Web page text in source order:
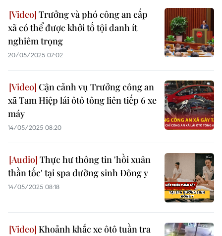
Trưởng và phó công an cấp
xã có thể được khởi tố tội danh ít
nghiêm trọng
20/05/2025 07:02
Cận cảnh vụ Trưởng công an
xã Tam Hiệp lái ôtô tông liên tiếp 6 xe
máy
14/05/2025 08:20
Thực hư thông tin 'hồi xuân
thần tốc' tại spa dưỡng sinh Đông y
14/05/2025 08:18
Khoảnh khắc xe ôtô tuần tra